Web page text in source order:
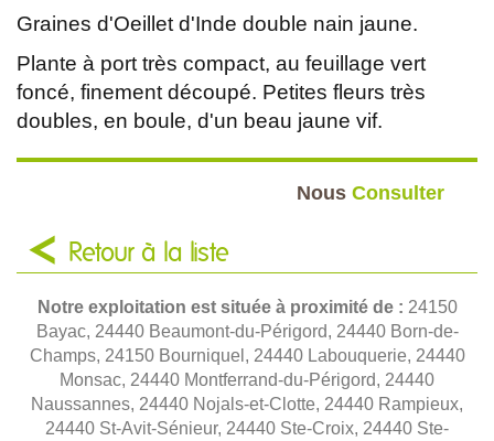
Graines d'Oeillet d'Inde double nain jaune.
Plante à port très compact, au feuillage vert
foncé, finement découpé. Petites fleurs très
doubles, en boule, d'un beau jaune vif.
Nous Consulter
Retour à la liste
Notre exploitation est située à proximité de : 24150
Bayac, 24440 Beaumont-du-Périgord, 24440 Born-de-
Champs, 24150 Bourniquel, 24440 Labouquerie, 24440
Monsac, 24440 Montferrand-du-Périgord, 24440
Naussannes, 24440 Nojals-et-Clotte, 24440 Rampieux,
24440 St-Avit-Sénieur, 24440 Ste-Croix, 24440 Ste-